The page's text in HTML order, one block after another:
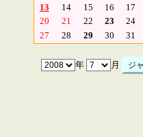
13
14 15 16 17
20
21 22 23 24
27
28 29 30 31
年 月